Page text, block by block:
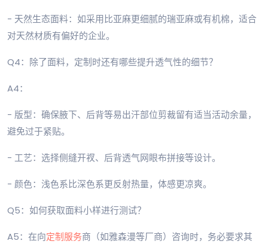
- 天然生态面料：如采用比亚麻更细腻的瑞亚麻或有机棉，适合
对天然材质有偏好的企业。
Q4：除了面料，定制时还有哪些提升透气性的细节？
A4：
- 版型：确保腋下、后背等易出汗部位剪裁留有适当活动余量，
避免过于紧贴。
- 工艺：选择侧缝开衩、后背透气网眼布拼接等设计。
- 颜色：浅色系比深色系更反射热量，体感更凉爽。
Q5：如何获取面料小样进行测试？
A5：在向定制服务商（如雅森漫等厂商）咨询时，务必要求其